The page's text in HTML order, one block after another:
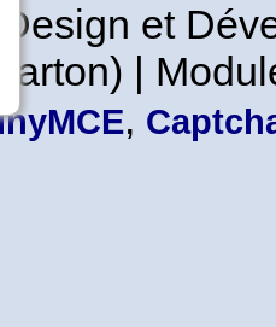
et
|
,